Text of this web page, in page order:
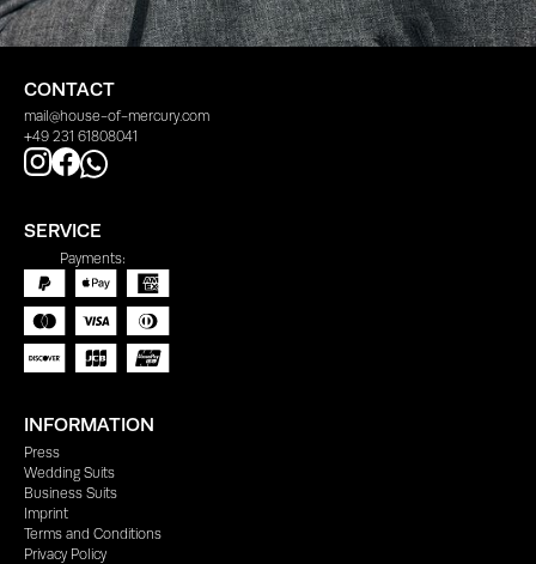
CONTACT
mail@house-of-mercury.com
+49 231 61808041
SERVICE
Payments:
INFORMATION
Press
Wedding Suits
Business Suits
Imprint
Terms and Conditions
Privacy Policy